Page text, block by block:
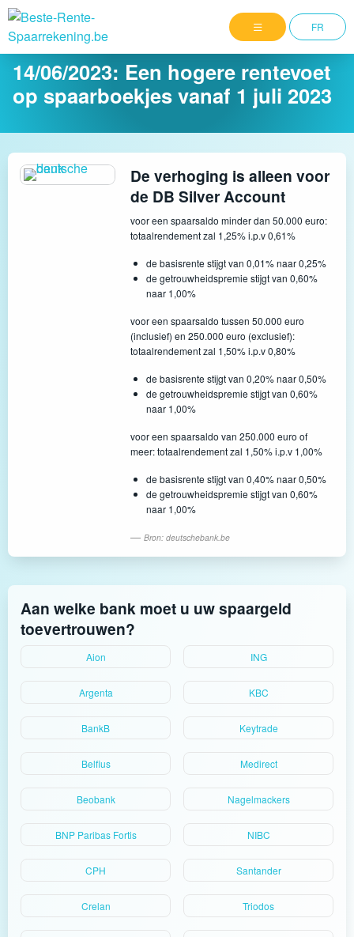
FR
14/06/2023: Een hogere rentevoet
op spaarboekjes vanaf 1 juli 2023
De verhoging is alleen voor
de DB Silver Account
voor een spaarsaldo minder dan 50.000 euro:
totaalrendement zal 1,25% i.p.v 0,61%
de basisrente stijgt van 0,01% naar 0,25%
de getrouwheidspremie stijgt van 0,60%
naar 1,00%
voor een spaarsaldo tussen 50.000 euro
(inclusief) en 250.000 euro (exclusief):
totaalrendement zal 1,50% i.p.v 0,80%
de basisrente stijgt van 0,20% naar 0,50%
de getrouwheidspremie stijgt van 0,60%
naar 1,00%
voor een spaarsaldo van 250.000 euro of
meer: totaalrendement zal 1,50% i.p.v 1,00%
de basisrente stijgt van 0,40% naar 0,50%
de getrouwheidspremie stijgt van 0,60%
naar 1,00%
Bron: deutschebank.be
Aan welke bank moet u uw spaargeld
toevertrouwen?
Aion
Argenta
BankB
Belfius
Beobank
BNP Paribas Fortis
CPH
Crelan
ING
KBC
Keytrade
Medirect
Nagelmackers
NIBC
Santander
Triodos